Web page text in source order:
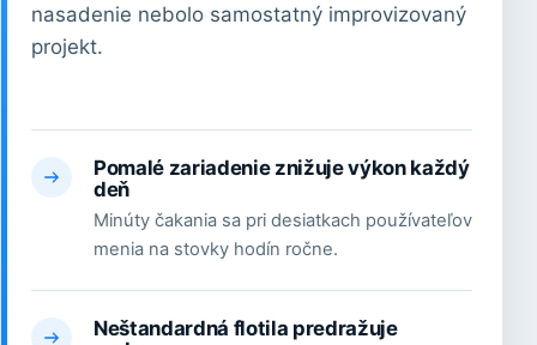
nasadenie nebolo samostatný improvizovaný
projekt.
Pomalé zariadenie znižuje výkon každý
deň
Minúty čakania sa pri desiatkach používateľov
menia na stovky hodín ročne.
Neštandardná flotila predražuje